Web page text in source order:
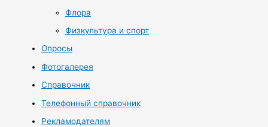
Флора
Физкультура и спорт
Опросы
Фотогалерея
Справочник
Телефонный справочник
Рекламодателям